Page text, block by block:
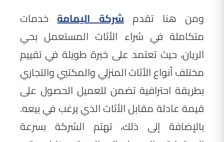
ومن هنا تقدمشركة اليمامةخدمات
متكاملة في شراء الأثاث المستعمل بحي
الريان، حيث تعتمد على خبرة طويلة في تقييم
مختلف أنواع الأثاث المنزلي والمكتبي والتجاري
بطريقة احترافية تضمن للعميل الحصول على
قيمة عادلة مقابل الأثاث الذي يرغب في بيعه.
بالإضافة إلى ذلك، تهتم الشركة بسرعة